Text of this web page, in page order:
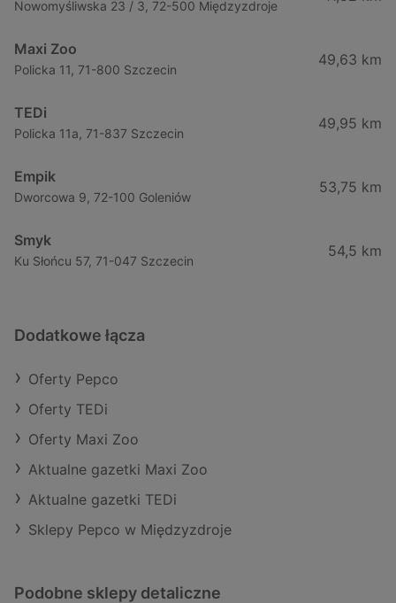
Nowomyśliwska 23 / 3, 72-500 Międzyzdroje
Maxi Zoo
Policka 11, 71-800 Szczecin
49,63 km
TEDi
Policka 11a, 71-837 Szczecin
49,95 km
Empik
Dworcowa 9, 72-100 Goleniów
53,75 km
Smyk
Ku Słońcu 57, 71-047 Szczecin
54,5 km
Dodatkowe łącza
Oferty Pepco
Oferty TEDi
Oferty Maxi Zoo
Aktualne gazetki Maxi Zoo
Aktualne gazetki TEDi
Sklepy Pepco w Międzyzdroje
Podobne sklepy detaliczne